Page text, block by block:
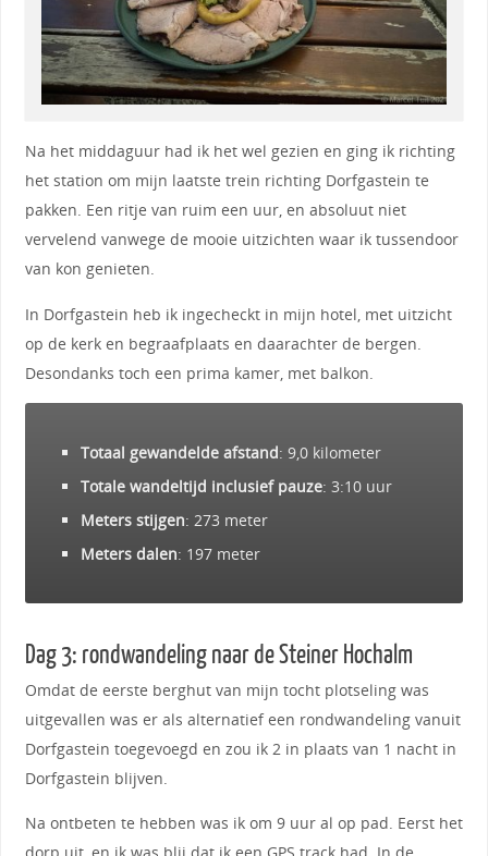
Na het middaguur had ik het wel gezien en ging ik richting
het station om mijn laatste trein richting Dorfgastein te
pakken. Een ritje van ruim een uur, en absoluut niet
vervelend vanwege de mooie uitzichten waar ik tussendoor
van kon genieten.
In Dorfgastein heb ik ingecheckt in mijn hotel, met uitzicht
op de kerk en begraafplaats en daarachter de bergen.
Desondanks toch een prima kamer, met balkon.
Totaal gewandelde afstand: 9,0 kilometer
Totale wandeltijd inclusief pauze: 3:10 uur
Meters stijgen: 273 meter
Meters dalen: 197 meter
Dag 3: rondwandeling naar de Steiner Hochalm
Omdat de eerste berghut van mijn tocht plotseling was
uitgevallen was er als alternatief een rondwandeling vanuit
Dorfgastein toegevoegd en zou ik 2 in plaats van 1 nacht in
Dorfgastein blijven.
Na ontbeten te hebben was ik om 9 uur al op pad. Eerst het